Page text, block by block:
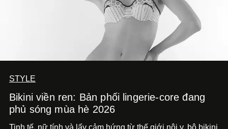
STYLE
Bikini viền ren: Bản phối lingerie-core đang
phủ sóng mùa hè 2026
Tinh tế, nữ tính và lấy cảm hứng từ thế giới nội y, bộ bikini